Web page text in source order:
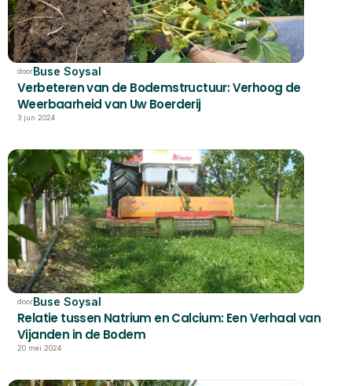
doorBuse Soysal
Verbeteren van de Bodemstructuur: Verhoog de
Weerbaarheid van Uw Boerderij
3 jun 2024
doorBuse Soysal
Relatie tussen Natrium en Calcium: Een Verhaal van
Vijanden in de Bodem
20 mei 2024